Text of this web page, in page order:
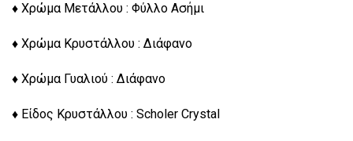
♦ Χρώμα Μετάλλου : Φύλλο Ασήμι
♦ Χρώμα Κρυστάλλου : Διάφανο
♦ Χρώμα Γυαλιού : Διάφανο
♦ Είδος Κρυστάλλου : Scholer Crystal